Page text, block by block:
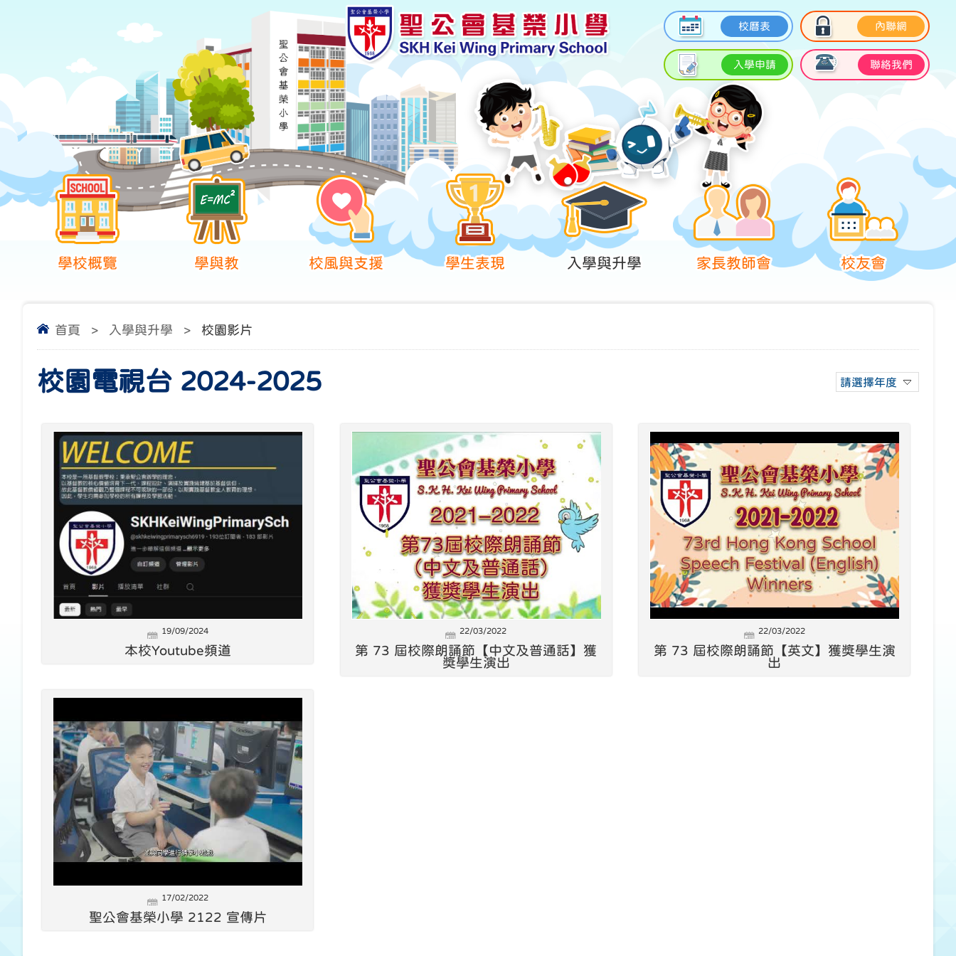
校曆表 內聯網
入學申請 聯絡我們
學校概覽 學與教 校風與支援 學生表現 入學與升學 家長教師會 校友會
首頁 > 入學與升學 > 校園影片
校園電視台 2024-2025 請選擇年度
19/09/2024
本校Youtube頻道
22/03/2022
第 73 屆校際朗誦節【中文及普通話】獲
獎學生演出
22/03/2022
第 73 屆校際朗誦節【英文】獲獎學生演
出
17/02/2022
聖公會基榮小學 2122 宣傳片